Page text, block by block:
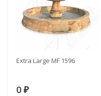
Extra Large MF 1596
0 ₽